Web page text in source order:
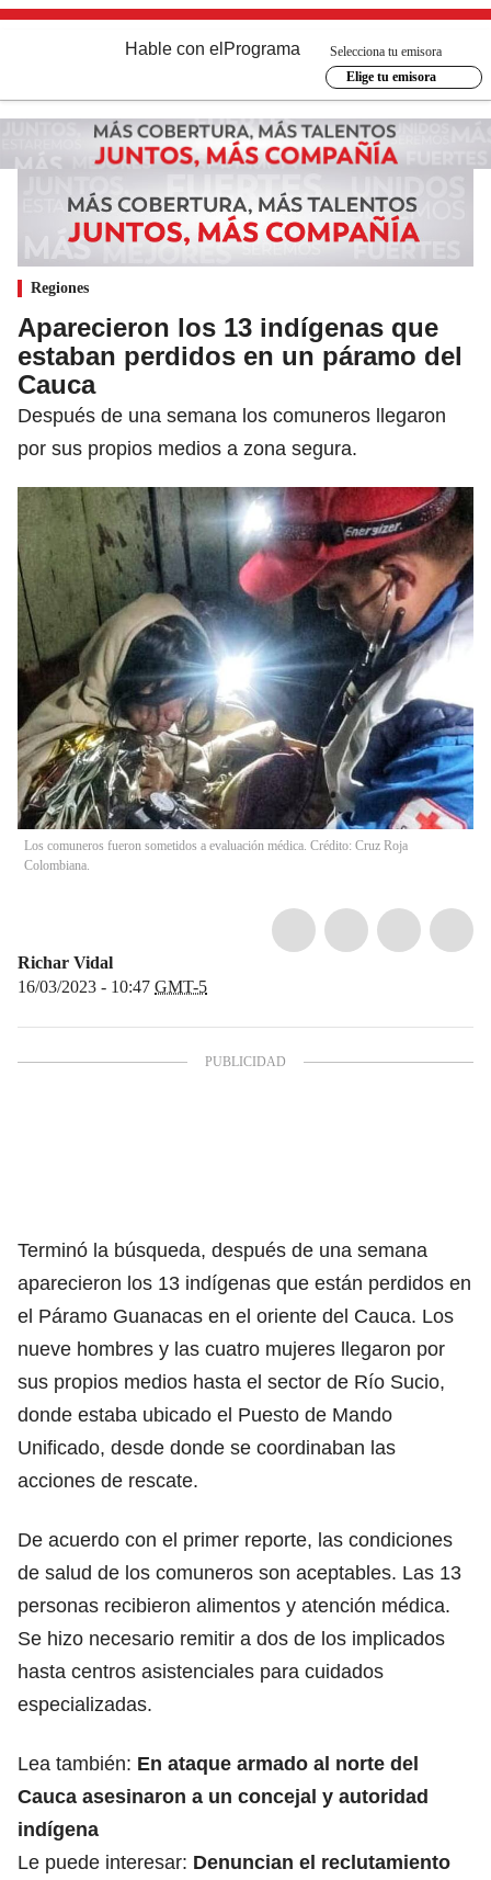
Hable con el Programa
Selecciona tu emisora
Elige tu emisora
Regiones
Aparecieron los 13 indígenas que
estaban perdidos en un páramo del
Cauca
Después de una semana los comuneros llegaron
por sus propios medios a zona segura.
Los comuneros fueron sometidos a evaluación médica. Crédito: Cruz Roja
Colombiana.
Richar Vidal
16/03/2023 - 10:47 GMT-5
Terminó la búsqueda, después de una semana
aparecieron los 13 indígenas que están perdidos en
el Páramo Guanacas en el oriente del Cauca. Los
nueve hombres y las cuatro mujeres llegaron por
sus propios medios hasta el sector de Río Sucio,
donde estaba ubicado el Puesto de Mando
Unificado, desde donde se coordinaban las
acciones de rescate.
De acuerdo con el primer reporte, las condiciones
de salud de los comuneros son aceptables. Las 13
personas recibieron alimentos y atención médica.
Se hizo necesario remitir a dos de los implicados
hasta centros asistenciales para cuidados
especializadas.
Lea también: En ataque armado al norte del
Cauca asesinaron a un concejal y autoridad
indígena
Le puede interesar: Denuncian el reclutamiento